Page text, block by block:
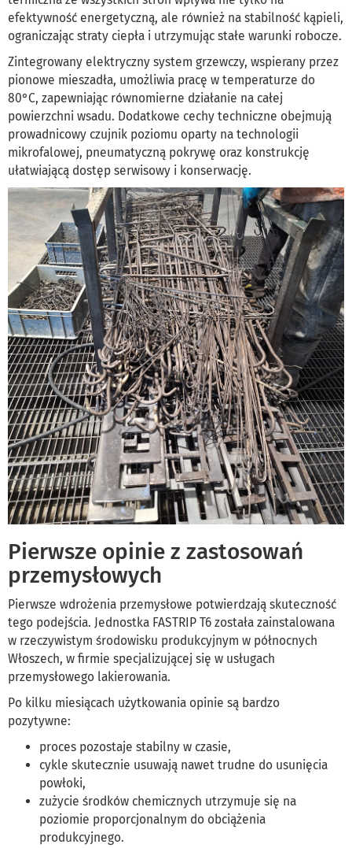
efektywność energetyczną, ale również na stabilność kąpieli,
ograniczając straty ciepła i utrzymując stałe warunki robocze.
Zintegrowany elektryczny system grzewczy, wspierany przez
pionowe mieszadła, umożliwia pracę w temperaturze do
80°C, zapewniając równomierne działanie na całej
powierzchni wsadu. Dodatkowe cechy techniczne obejmują
prowadnicowy czujnik poziomu oparty na technologii
mikrofalowej, pneumatyczną pokrywę oraz konstrukcję
ułatwiającą dostęp serwisowy i konserwację.
Pierwsze opinie z zastosowań
przemysłowych
Pierwsze wdrożenia przemysłowe potwierdzają skuteczność
tego podejścia. Jednostka FASTRIP T6 została zainstalowana
w rzeczywistym środowisku produkcyjnym w północnych
Włoszech, w firmie specjalizującej się w usługach
przemysłowego lakierowania.
Po kilku miesiącach użytkowania opinie są bardzo
pozytywne:
proces pozostaje stabilny w czasie,
cykle skutecznie usuwają nawet trudne do usunięcia
powłoki,
zużycie środków chemicznych utrzymuje się na
poziomie proporcjonalnym do obciążenia
produkcyjnego.